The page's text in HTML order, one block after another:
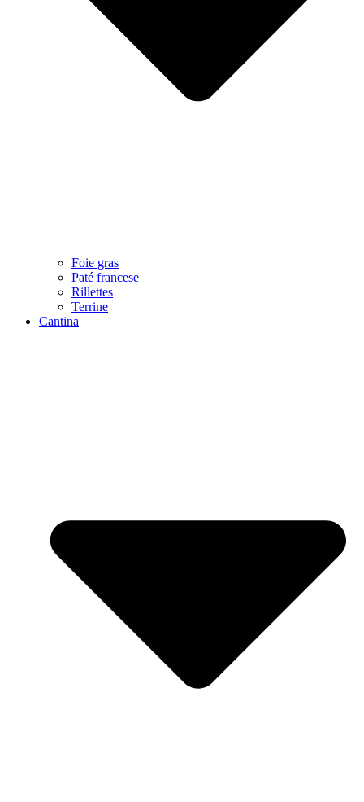
Foie gras
Paté francese
Rillettes
Terrine
Cantina